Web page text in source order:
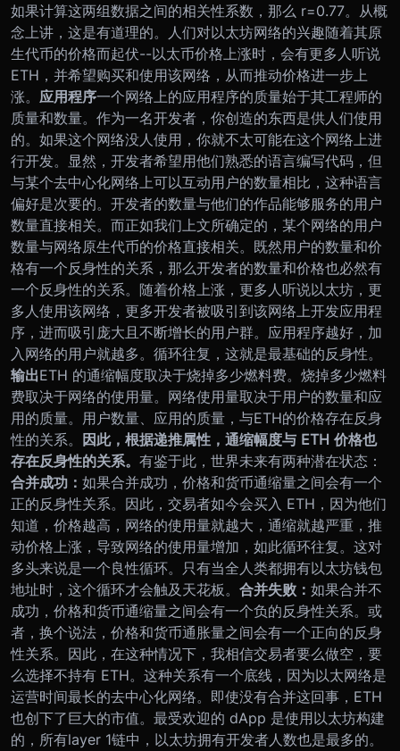
如果计算这两组数据之间的相关性系数，那么 r=0.77。从概
念上讲，这是有道理的。人们对以太坊网络的兴趣随着其原
生代币的价格而起伏--以太币价格上涨时，会有更多人听说
ETH，并希望购买和使用该网络，从而推动价格进一步上
涨。 应用程序一个网络上的应用程序的质量始于其工程师的
质量和数量。作为一名开发者，你创造的东西是供人们使用
的。如果这个网络没人使用，你就不太可能在这个网络上进
行开发。显然，开发者希望用他们熟悉的语言编写代码，但
与某个去中心化网络上可以互动用户的数量相比，这种语言
偏好是次要的。 开发者的数量与他们的作品能够服务的用户
数量直接相关。而正如我们上文所确定的，某个网络的用户
数量与网络原生代币的价格直接相关。既然用户的数量和价
格有一个反身性的关系，那么开发者的数量和价格也必然有
一个反身性的关系。随着价格上涨，更多人听说以太坊，更
多人使用该网络，更多开发者被吸引到该网络上开发应用程
序，进而吸引庞大且不断增长的用户群。应用程序越好，加
入网络的用户就越多。循环往复，这就是最基础的反身性。
输出ETH 的通缩幅度取决于烧掉多少燃料费。 烧掉多少燃料
费取决于网络的使用量。 网络使用量取决于用户的数量和应
用的质量。 用户数量、应用的质量，与ETH的价格存在反身
性的关系。
因此，根据递推属性，通缩幅度与 ETH 价格也
存在反身性的关系。 有鉴于此，世界未来有两种潜在状态：
合并成功： 如果合并成功，价格和货币通缩量之间会有一个
正的反身性关系。因此，交易者如今会买入 ETH，因为他们
知道，价格越高，网络的使用量就越大，通缩就越严重，推
动价格上涨，导致网络的使用量增加，如此循环往复。这对
多头来说是一个良性循环。只有当全人类都拥有以太坊钱包
地址时，这个循环才会触及天花板。 合并失败： 如果合并不
成功，价格和货币通缩量之间会有一个负的反身性关系。或
者，换个说法，价格和货币通胀量之间会有一个正向的反身
性关系。因此，在这种情况下，我相信交易者要么做空，要
么选择不持有 ETH。 这种关系有一个底线，因为以太网络是
运营时间最长的去中心化网络。即使没有合并这回事，ETH
也创下了巨大的市值。最受欢迎的 dApp 是使用以太坊构建
的，所有layer 1链中，以太坊拥有开发者人数也是最多的。